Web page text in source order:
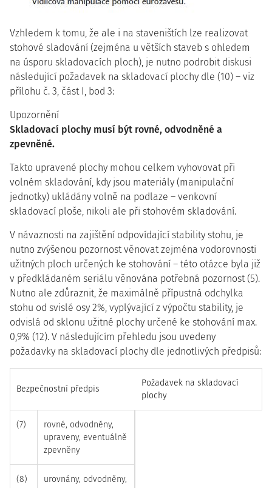
Vzhledem k tomu, že ale i na staveništích lze realizovat
stohové sladování (zejména u větších staveb s ohledem
na úsporu skladovacích ploch), je nutno podrobit diskusi
následující požadavek na skladovací plochy dle (10) – viz
přílohu č. 3, část I, bod 3:
Upozornění
Skladovací plochy musí být rovné, odvodněné a
zpevněné.
Takto upravené plochy mohou celkem vyhovovat při
volném skladování, kdy jsou materiály (manipulační
jednotky) ukládány volně na podlaze – venkovní
skladovací ploše, nikoli ale při stohovém skladování.
V návaznosti na zajištění odpovídající stability stohu, je
nutno zvýšenou pozornost věnovat zejména vodorovnosti
užitných ploch určených ke stohování – této otázce byla již
v předkládaném seriálu věnována potřebná pozornost (5).
Nutno ale zdůraznit, že maximálně přípustná odchylka
stohu od svislé osy 2%, vyplývající z výpočtu stability, je
odvislá od sklonu užitné plochy určené ke stohování max.
0,9% (12). V následujícím přehledu jsou uvedeny
požadavky na skladovací plochy dle jednotlivých předpisů:
Bezpečnostní předpis
Požadavek na skladovací
plochy
(7)
rovné, odvodněny,
upraveny, eventuálně
zpevněny
(8)
urovnány, odvodněny,